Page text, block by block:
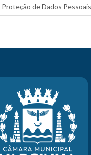
Proteção de Dados Pessoais